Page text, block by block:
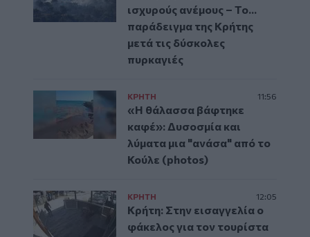
ισχυρούς ανέμους – Το...
παράδειγμα της Κρήτης
μετά τις δύσκολες
πυρκαγιές
ΚΡΗΤΗ 11:56
«Η θάλασσα βάφτηκε
καφέ»: Δυσοσμία και
λύματα μια "ανάσα" από το
Κούλε (photos)
ΚΡΗΤΗ 12:05
Κρήτη: Στην εισαγγελία ο
φάκελος για τον τουρίστα